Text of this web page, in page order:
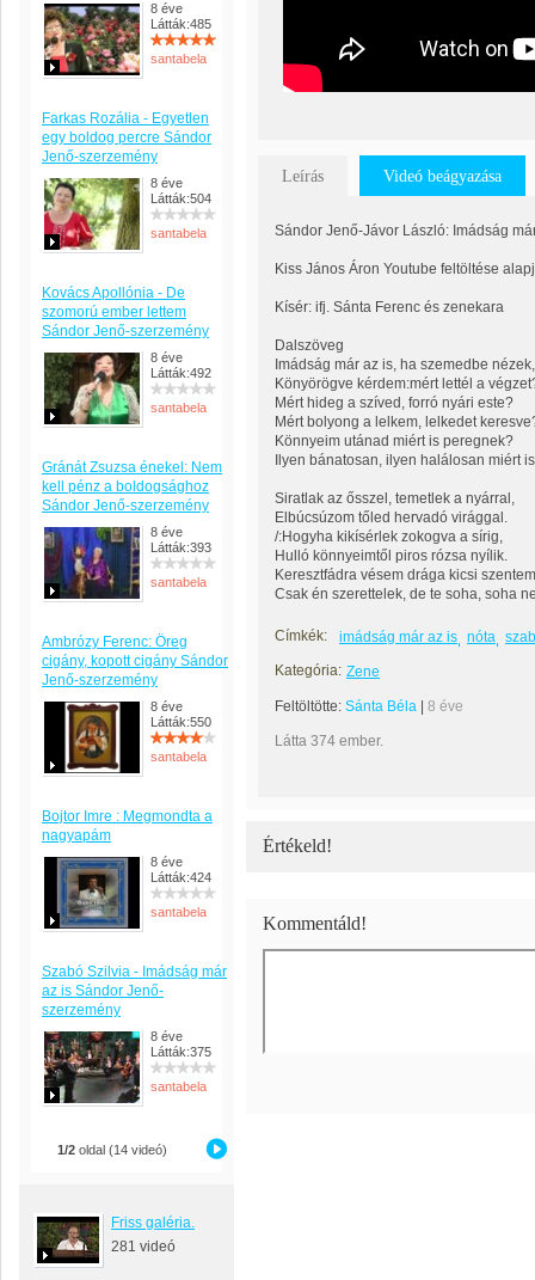
8 éve
Látták:485
santabela
Farkas Rozália - Egyetlen
egy boldog percre Sándor
Jenő-szerzemény
8 éve
Látták:504
santabela
Kovács Apollónia - De
szomorú ember lettem
Sándor Jenő-szerzemény
8 éve
Látták:492
santabela
Gránát Zsuzsa énekel: Nem
kell pénz a boldogsághoz
Sándor Jenő-szerzemény
8 éve
Látták:393
santabela
Ambrózy Ferenc: Öreg
cigány, kopott cigány Sándor
Jenő-szerzemény
8 éve
Látták:550
santabela
Bojtor Imre : Megmondta a
nagyapám
8 éve
Látták:424
santabela
Szabó Szilvia - Imádság már
az is Sándor Jenő-
szerzemény
8 éve
Látták:375
santabela
1/2 oldal (14 videó)
Friss galéria.
281 videó
Leírás Videó beágyazása
Sándor Jenő-Jávor László: Imádság
Kiss János Áron Youtube feltöltése
Kísér: ifj. Sánta Ferenc és zenekara
Dalszöveg
Imádság már az is, ha szemedbe nézek,
Könyörögve kérdem:mért lettél a
Mért hideg a szíved, forró nyári este?
Mért bolyong a lelkem, lelkedet
Könnyeim utánad miért is peregnek?
Ilyen bánatosan, ilyen halálosan miért
Siratlak az ősszel, temetlek a nyárral,
Elbúcsúzom tőled hervadó virággal.
/:Hogyha kikísérlek zokogva a sírig,
Hulló könnyeimtől piros rózsa nyílik.
Keresztfádra vésem drága kicsi
Csak én szerettelek, de te soha, soha
Címkék: imádság már az is nóta
Kategória: Zene
Feltöltötte: Sánta Béla 8 éve
Látta 374 ember.
Értékeld!
Kommentáld!